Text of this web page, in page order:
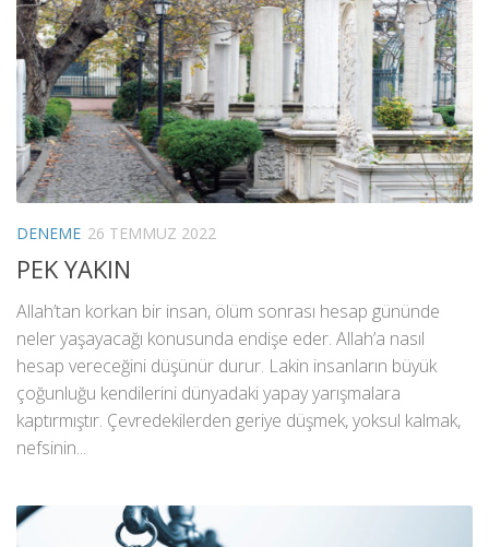
DENEME 26 TEMMUZ 2022
PEK YAKIN
Allah’tan korkan bir insan, ölüm sonrası hesap gününde
neler yaşayacağı konusunda endişe eder. Allah’a nasıl
hesap vereceğini düşünür durur. Lakin insanların büyük
çoğunluğu kendilerini dünyadaki yapay yarışmalara
kaptırmıştır. Çevredekilerden geriye düşmek, yoksul kalmak,
nefsinin...